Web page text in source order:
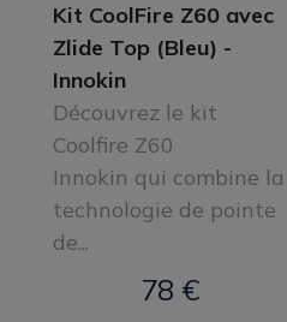
Kit CoolFire Z60 avec
Zlide Top (Bleu) -
Innokin
Découvrez le kit
Coolfire Z60
Innokin qui combine la
technologie de pointe
de...
78 €